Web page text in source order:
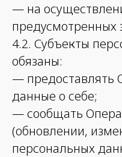
— на
предусмотренных
4.2. Субъекты
обязаны:
— предоставлять
данные о себе;
— сообщать
(обновлении,
персональных